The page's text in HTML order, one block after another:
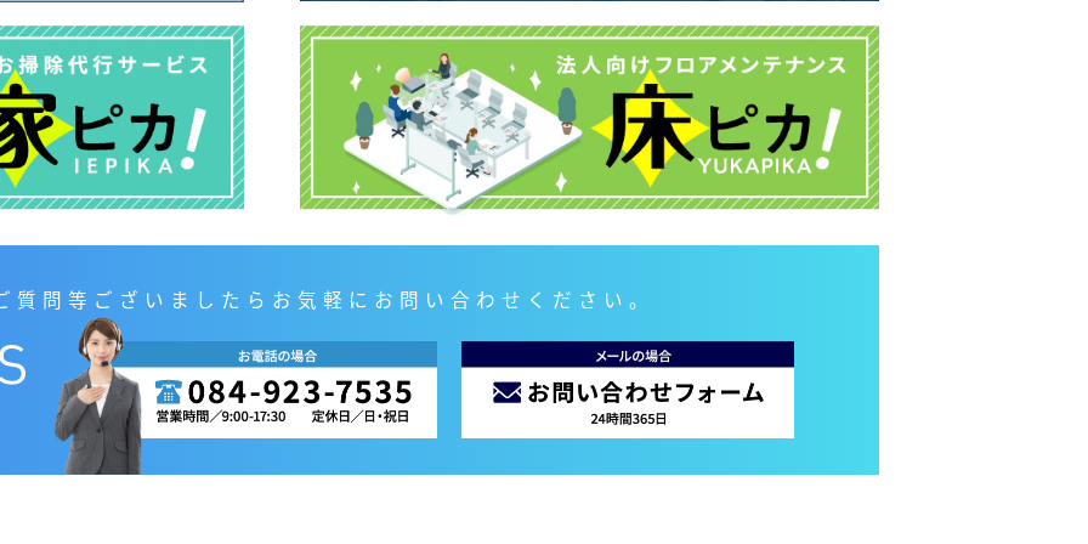
問等ございましたらお気軽にお問い合わせください。